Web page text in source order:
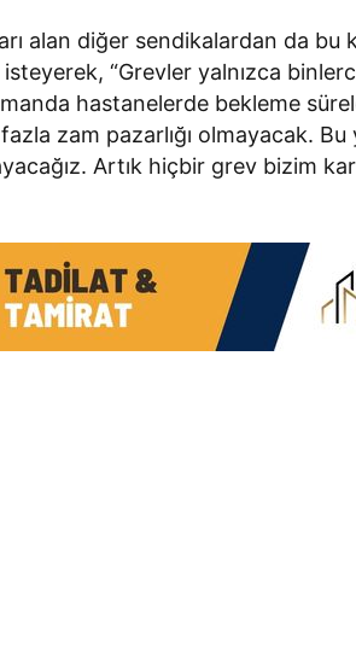
alan diğer sendikalardan da
“Grevler yalnızca
hastanelerde bekleme
zam pazarlığı olmayacak. Bu
Artık hiçbir grev bizim